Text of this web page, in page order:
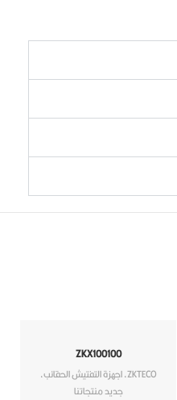
ZKX100100
ZKTECO
,اجهزة التفتيش الحقائب,
جديد منتجاتنا